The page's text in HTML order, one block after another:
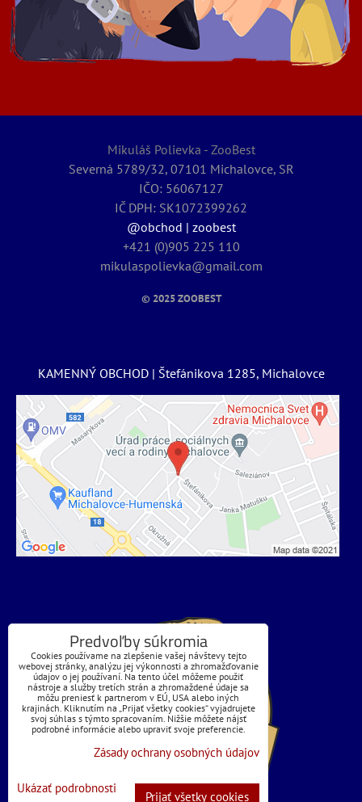
Mikuláš Polievka - ZooBest
Severná 5789/32, 07101 Michalovce, SR
IČO: 56067127
IČ DPH: SK1072399262
@obchod | zoobest
+421 (0)905 225 110
mikulaspolievka@gmail.com
© 2025ZOOBEST
KAMENNÝ OBCHOD | Štefánikova 1285, Michalovce
Predvoľby súkromia
Cookies používame na zlepšenie vašej návštevy tejto
webovej stránky, analýzu jej výkonnosti a zhromažďovanie
údajov o jej používaní. Na tento účel môžeme použiť
nástroje a služby tretích strán a zhromaždené údaje sa
môžu preniesť k partnerom v EÚ, USA alebo iných
krajinách. Kliknutím na „Prijať všetky cookies“ vyjadrujete
svoj súhlas s týmto spracovaním. Nižšie môžete nájsť
podrobné informácie alebo upraviť svoje preferencie.
Zásady ochrany osobných údajov
Ukázať podrobnosti
Prijať všetky cookies